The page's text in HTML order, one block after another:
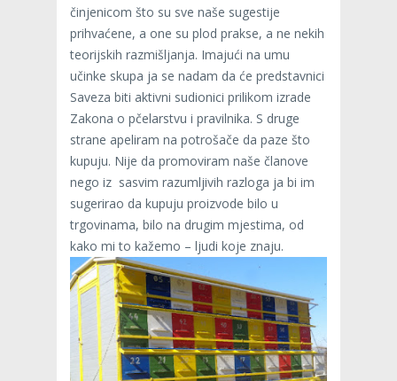
činjenicom što su sve naše sugestije
prihvaćene, a one su plod prakse, a ne nekih
teorijskih razmišljanja. Imajući na umu
učinke skupa ja se nadam da će predstavnici
Saveza biti aktivni sudionici prilikom izrade
Zakona o pčelarstvu i pravilnika. S druge
strane apeliram na potrošače da paze što
kupuju. Nije da promoviram naše članove
nego iz sasvim razumljivih razloga ja bi im
sugerirao da kupuju proizvode bilo u
trgovinama, bilo na drugim mjestima, od
kako mi to kažemo – ljudi koje znaju.